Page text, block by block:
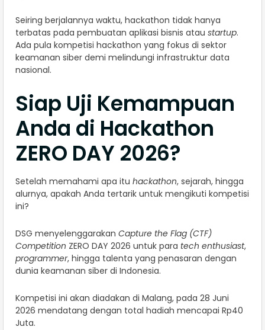
Seiring berjalannya waktu, hackathon tidak hanya
terbatas pada pembuatan aplikasi bisnis atau startup.
Ada pula kompetisi hackathon yang fokus di sektor
keamanan siber demi melindungi infrastruktur data
nasional.
Siap Uji Kemampuan
Anda di Hackathon
ZERO DAY 2026?
Setelah memahami apa itu hackathon, sejarah, hingga
alurnya, apakah Anda tertarik untuk mengikuti kompetisi
ini?
DSG menyelenggarakan Capture the Flag (CTF)
Competition ZERO DAY 2026 untuk para tech enthusiast,
programmer, hingga talenta yang penasaran dengan
dunia keamanan siber di Indonesia.
Kompetisi ini akan diadakan di Malang, pada 28 Juni
2026 mendatang dengan total hadiah mencapai Rp40
Juta.